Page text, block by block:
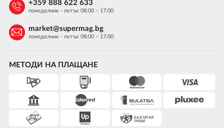
МЕТОДИ НА ПЛАЩАНЕ
+359 888 622 633
понеделник - петък 08:00 – 17:00
market@supermag.bg
понеделник - петък 08:00 – 17:00